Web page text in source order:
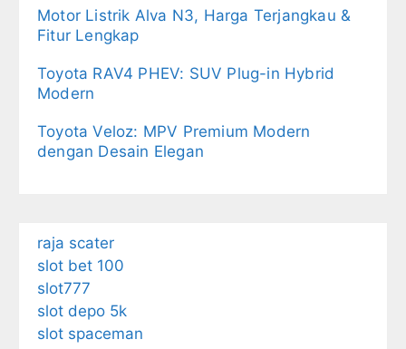
Motor Listrik Alva N3, Harga Terjangkau &
Fitur Lengkap
Toyota RAV4 PHEV: SUV Plug-in Hybrid
Modern
Toyota Veloz: MPV Premium Modern
dengan Desain Elegan
raja scater
slot bet 100
slot777
slot depo 5k
slot spaceman